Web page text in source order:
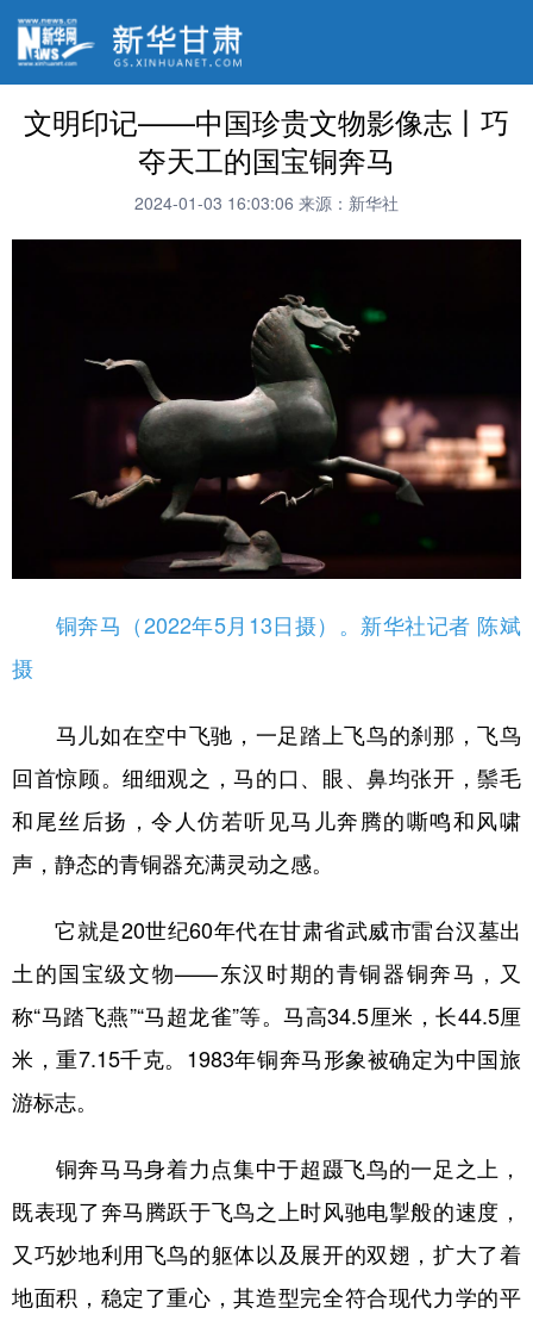
文明印记——中国珍贵文物影像志丨巧
夺天工的国宝铜奔马
2024-01-03 16:03:06 来源：新华社
铜奔马（2022年5月13日摄）。新华社记者 陈斌
摄
马儿如在空中飞驰，一足踏上飞鸟的刹那，飞鸟
回首惊顾。细细观之，马的口、眼、鼻均张开，鬃毛
和尾丝后扬，令人仿若听见马儿奔腾的嘶鸣和风啸
声，静态的青铜器充满灵动之感。
它就是20世纪60年代在甘肃省武威市雷台汉墓出
土的国宝级文物——东汉时期的青铜器铜奔马，又
称“马踏飞燕”“马超龙雀”等。马高34.5厘米，长44.5厘
米，重7.15千克。1983年铜奔马形象被确定为中国旅
游标志。
铜奔马马身着力点集中于超蹑飞鸟的一足之上，
既表现了奔马腾跃于飞鸟之上时风驰电掣般的速度，
又巧妙地利用飞鸟的躯体以及展开的双翅，扩大了着
地面积，稳定了重心，其造型完全符合现代力学的平